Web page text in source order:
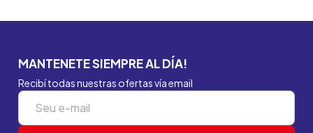
MANTENETE SIEMPRE AL DÍA!
Recibí todas nuestras ofertas vía email